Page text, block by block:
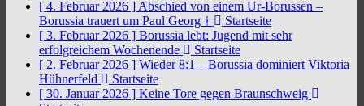
[ 4. Februar 2026 ] Abschied von einem Ur-Borussen –
Borussia trauert um Paul Georg †
Startseite
[ 3. Februar 2026 ] Borussia lebt: Jugend mit sehr
erfolgreichem Wochenende
Startseite
[ 2. Februar 2026 ] Wieder 8:1 – Borussia dominiert Viktoria
Hühnerfeld
Startseite
[ 30. Januar 2026 ] Keine Tore gegen Braunschweig